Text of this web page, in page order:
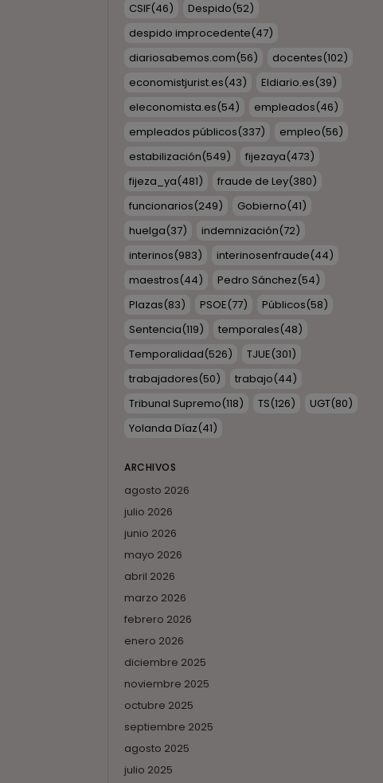
CSIF(46) Despido(52)
despido improcedente(47)
diariosabemos.com(56) docentes(102)
economistjurist.es(43) Eldiario.es(39)
eleconomista.es(54) empleados(46)
empleados públicos(337) empleo(56)
estabilización(549) fijezaya(473)
fijeza_ya(481) fraude de Ley(380)
funcionarios(249) Gobierno(41)
huelga(37) indemnización(72)
interinos(983) interinosenfraude(44)
maestros(44) Pedro Sánchez(54)
Plazas(83) PSOE(77) Públicos(58)
Sentencia(119) temporales(48)
Temporalidad(526) TJUE(301)
trabajadores(50) trabajo(44)
Tribunal Supremo(118) TS(126) UGT(80)
Yolanda Díaz(41)
ARCHIVOS
agosto 2026
julio 2026
junio 2026
mayo 2026
abril 2026
marzo 2026
febrero 2026
enero 2026
diciembre 2025
noviembre 2025
octubre 2025
septiembre 2025
agosto 2025
julio 2025